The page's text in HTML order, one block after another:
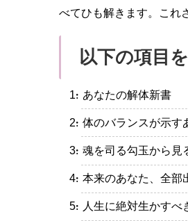
べてひも解きます。これ
以下の項目
・あなたの解体新書
・体のバランスが示す
・魂を司る勾玉から見
・本来のあなた、全部
・人生に絶対生かすべ